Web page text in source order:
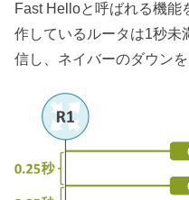
Fast Helloと呼ばれる機能
作しているルータは1秒未
信し、ネイバーのダウン